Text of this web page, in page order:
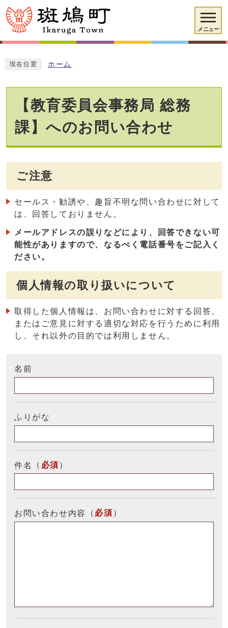
メニュー
現在位置 ホーム
【教育委員会事務局 総務
課】へのお問い合わせ
ご注意
セールス・勧誘や、趣旨不明な問い合わせに対して
は、回答しておりません。
メールアドレスの誤りなどにより、回答できない可
能性がありますので、なるべく電話番号をご記入く
ださい。
個人情報の取り扱いについて
取得した個人情報は、お問い合わせに対する回答、
またはご意見に対する適切な対応を行うために利用
し、それ以外の目的では利用しません。
名前
ふりがな
件名 （ 必須 ）
お問い合わせ内容 （ 必須 ）